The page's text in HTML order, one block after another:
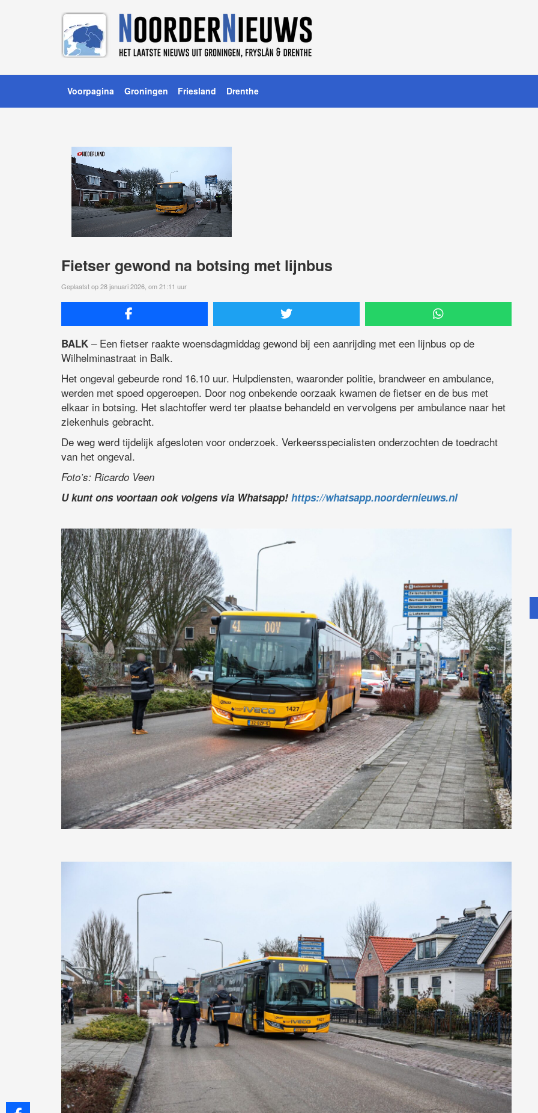
Voorpagina Groningen Friesland Drenthe
Fietser gewond na botsing met lijnbus
Geplaatst op 28 januari 2026, om 21:11 uur
BALK – Een fietser raakte woensdagmiddag gewond bij een aanrijding met een lijnbus op de
Wilhelminastraat in Balk.
Het ongeval gebeurde rond 16.10 uur. Hulpdiensten, waaronder politie, brandweer en ambulance,
werden met spoed opgeroepen. Door nog onbekende oorzaak kwamen de fietser en de bus met
elkaar in botsing. Het slachtoffer werd ter plaatse behandeld en vervolgens per ambulance naar het
ziekenhuis gebracht.
De weg werd tijdelijk afgesloten voor onderzoek. Verkeersspecialisten onderzochten de toedracht
van het ongeval.
Foto’s: Ricardo Veen
U kunt ons voortaan ook volgens via Whatsapp! https://whatsapp.noordernieuws.nl